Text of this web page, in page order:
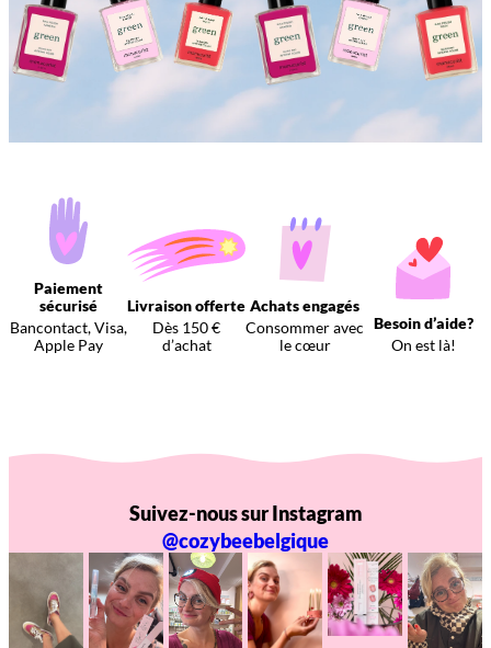
Paiement
sécurisé
Bancontact, Visa,
Apple Pay
Livraison offerte
Dès 150 €
d’achat
Achats engagés
Consommer avec
le cœur
Besoin d’aide?
On est là!
Suivez-nous sur Instagram
@cozybeebelgique